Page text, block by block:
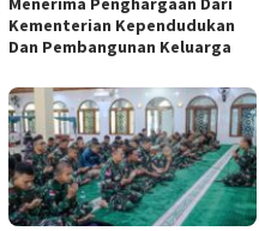
Kementerian Kependudukan
Dan Pembangunan Keluarga